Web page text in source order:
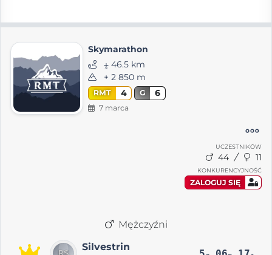
Skymarathon
⨦ 46.5 km
+ 2 850 m
RMT 4 G 6
7 marca
UCZESTNIKÓW
44 11
KONKURENCYJNOŚĆ
ZALOGUJ SIĘ
Mężczyźni
Silvestrin